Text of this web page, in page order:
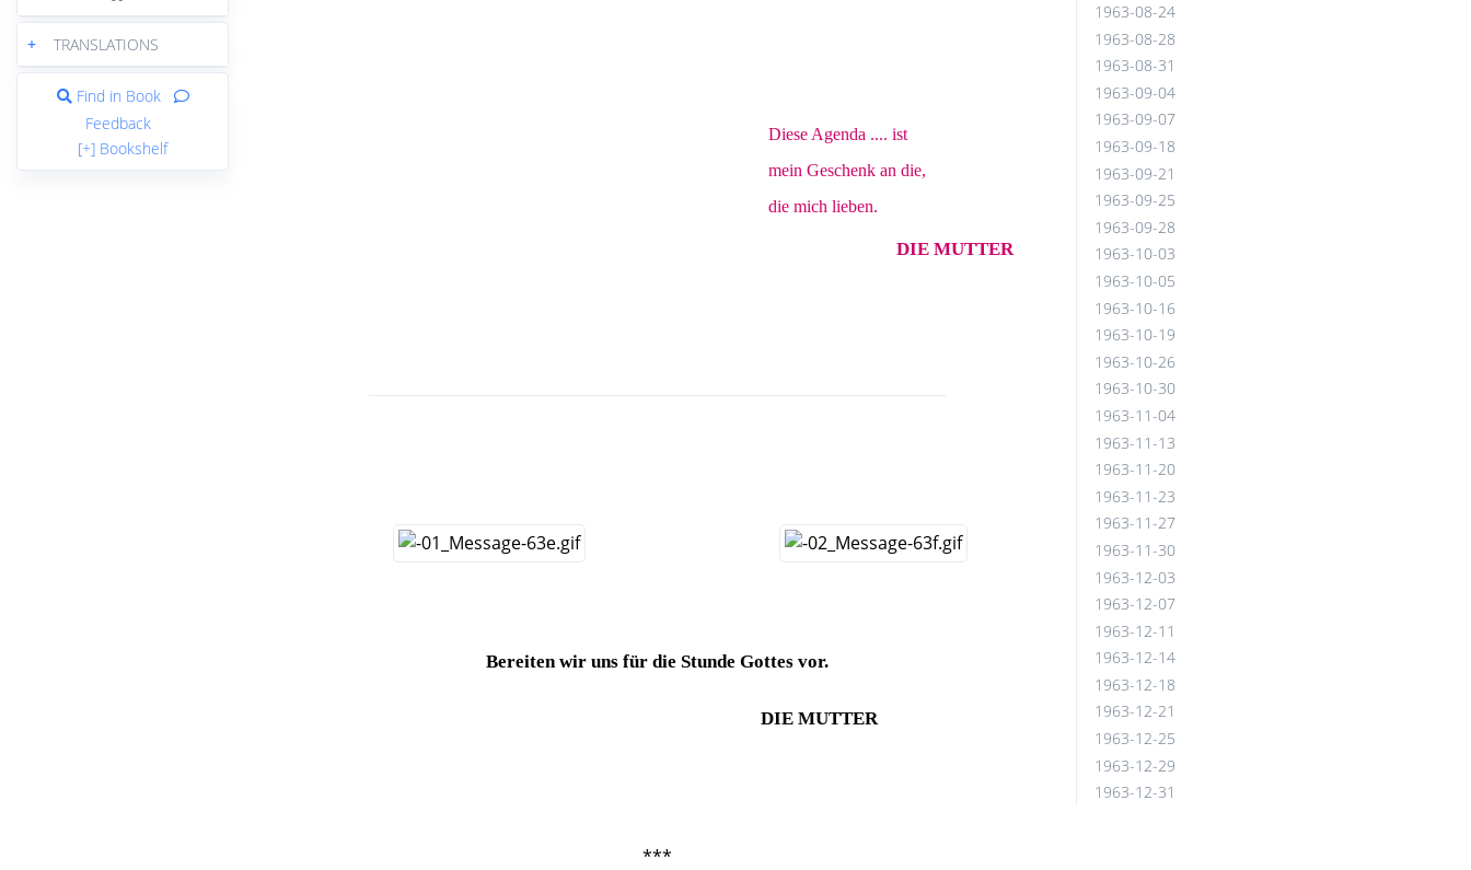
+ TRANSLATIONS
Find in Book
Feedback
[+] Bookshelf
1963-08-24
1963-08-28
1963-08-31
1963-09-04
1963-09-07
1963-09-18
1963-09-21
1963-09-25
1963-09-28
1963-10-03
1963-10-05
1963-10-16
1963-10-19
1963-10-26
1963-10-30
1963-11-04
1963-11-13
1963-11-20
1963-11-23
1963-11-27
1963-11-30
1963-12-03
1963-12-07
1963-12-11
1963-12-14
1963-12-18
1963-12-21
1963-12-25
1963-12-29
1963-12-31
Diese Agenda .... ist
mein Geschenk an die,
die mich lieben.
DIE MUTTER
Bereiten wir uns für die Stunde Gottes vor.
DIE MUTTER
***